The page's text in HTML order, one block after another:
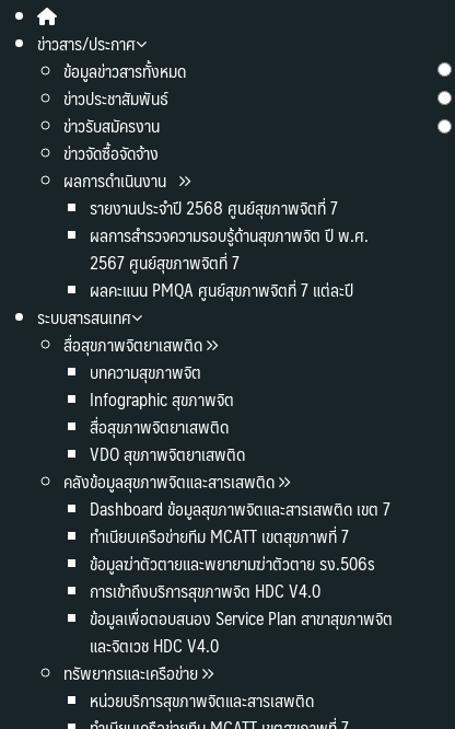
ข่าวสาร/ประกาศ
ข้อมูลข่าวสารทั้งหมด
ข่าวประชาสัมพันธ์
ข่าวรับสมัครงาน
ข่าวจัดซื้อจัดจ้าง
ผลการดำเนินงาน
รายงานประจำปี 2568 ศูนย์สุขภาพจิตที่ 7
ผลการสำรวจความรอบรู้ด้านสุขภาพจิต ปี พ.ศ.
2567 ศูนย์สุขภาพจิตที่ 7
ผลคะแนน PMQA ศูนย์สุขภาพจิตที่ 7 แต่ละปี
ระบบสารสนเทศ
สื่อสุขภาพจิตยาเสพติด
บทความสุขภาพจิต
Infographic สุขภาพจิต
สื่อสุขภาพจิตยาเสพติด
VDO สุขภาพจิตยาเสพติด
คลังข้อมูลสุขภาพจิตและสารเสพติด
Dashboard ข้อมูลสุขภาพจิตและสารเสพติด เขต 7
ทำเนียบเครือข่ายทีม MCATT เขตสุขภาพที่ 7
ข้อมูลฆ่าตัวตายและพยายามฆ่าตัวตาย รง.506s
การเข้าถึงบริการสุขภาพจิต HDC V4.0
ข้อมูลเพื่อตอบสนอง Service Plan สาขาสุขภาพจิต
และจิตเวช HDC V4.0
ทรัพยากรและเครือข่าย
หน่วยบริการสุขภาพจิตและสารเสพติด